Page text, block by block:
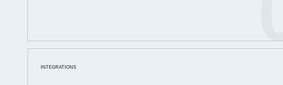
INTEGRATIONS